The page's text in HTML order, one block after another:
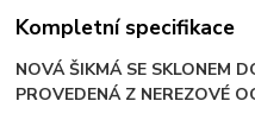
Kompletní specifikace
NOVÁ ŠIKMÁ SE SKLONEM
PROVEDENÁ Z NEREZOVÉ